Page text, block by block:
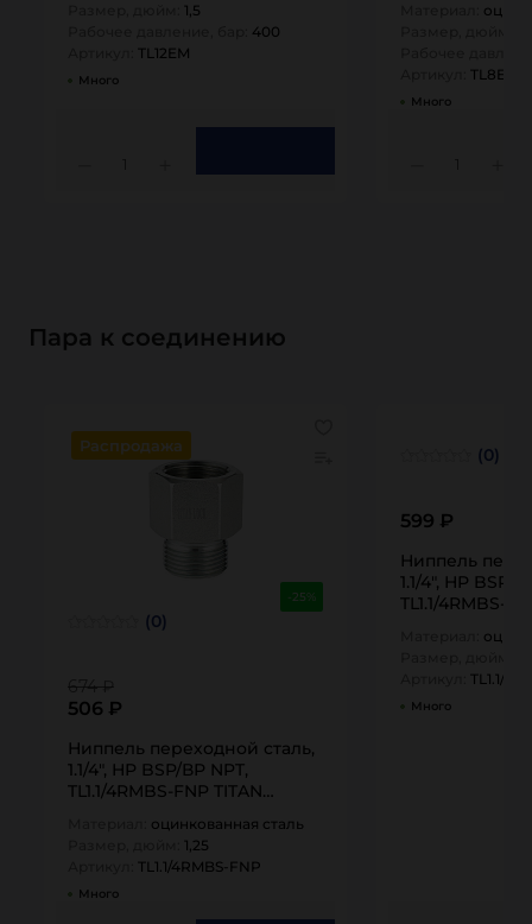
1,5
400
TL12EM
Много TL8EM
Много
Пара к соединению
-25%
Распродажа
(0)
674 ₽
506 ₽
Ниппель переходной сталь,
1.1/4", НР BSP/ВР NPT,
TL1.1/4RMBS-FNP TITAN…
оцинкованная сталь
1,25
TL1.1/4RMBS-FNP
Много
(0)
599 ₽
Ниппель
1.1/4", НР BSP/
TL1.1/4RMBS-
TL1.1/
Много